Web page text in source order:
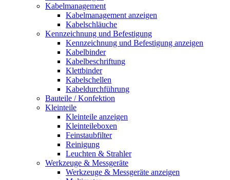
Kabelmanagement
Kabelmanagement anzeigen
Kabelschläuche
Kennzeichnung und Befestigung
Kennzeichnung und Befestigung anzeigen
Kabelbinder
Kabelbeschriftung
Klettbinder
Kabelschellen
Kabeldurchführung
Bauteile / Konfektion
Kleinteile
Kleinteile anzeigen
Kleinteileboxen
Feinstaubfilter
Reinigung
Leuchten & Strahler
Werkzeuge & Messgeräte
Werkzeuge & Messgeräte anzeigen